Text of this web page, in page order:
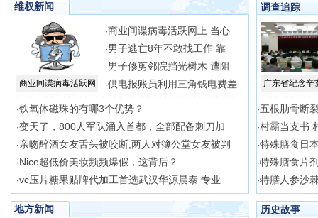
维权新闻
商业间谍病毒活跃网
·商业间谍病毒活跃网上 当心
·男子逃亡8年不敢找工作 靠
·男子修剪邻院挡光树木 遭阻
·供电报账员利用三角钱电费差
·铁氧体磁珠的有哪3个优势？
·变天了，800人军队涌入首都，全部配备刺刀加
·亲吻醉酒女友舌头被咬断,两人对簿公堂女友被判
·Nice超低价美妆频频爆假，这背后？
·vc压片糖果贴牌代加工首选武汉华源晨泰 专业
调查追踪
广东省纪念辛
·五根肋骨断
·村霸当支书
·特殊膳食日
·特殊膳食片
·特膳人参沙
地方新闻 历史故事